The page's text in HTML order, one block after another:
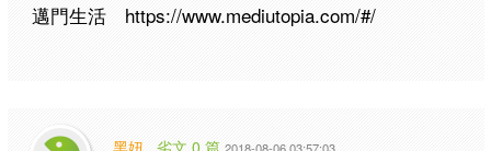
邁門生活 https://www.mediutopia.com/#/
黑妞 劣文 0 篇